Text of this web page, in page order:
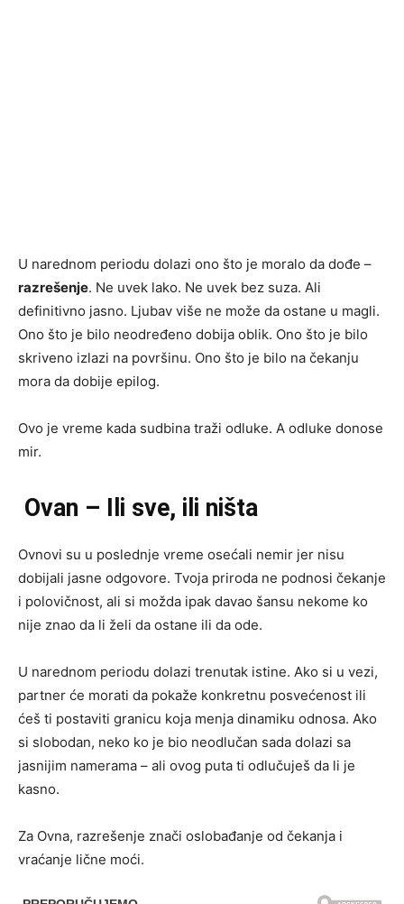
U narednom periodu dolazi ono što je moralo da dođe –
razrešenje. Ne uvek lako. Ne uvek bez suza. Ali
definitivno jasno. Ljubav više ne može da ostane u magli.
Ono što je bilo neodređeno dobija oblik. Ono što je bilo
skriveno izlazi na površinu. Ono što je bilo na čekanju
mora da dobije epilog.
Ovo je vreme kada sudbina traži odluke. A odluke donose
mir.
Ovan – Ili sve, ili ništa
Ovnovi su u poslednje vreme osećali nemir jer nisu
dobijali jasne odgovore. Tvoja priroda ne podnosi čekanje
i polovičnost, ali si možda ipak davao šansu nekome ko
nije znao da li želi da ostane ili da ode.
U narednom periodu dolazi trenutak istine. Ako si u vezi,
partner će morati da pokaže konkretnu posvećenost ili
ćeš ti postaviti granicu koja menja dinamiku odnosa. Ako
si slobodan, neko ko je bio neodlučan sada dolazi sa
jasnijim namerama – ali ovog puta ti odlučuješ da li je
kasno.
Za Ovna, razrešenje znači oslobađanje od čekanja i
vraćanje lične moći.